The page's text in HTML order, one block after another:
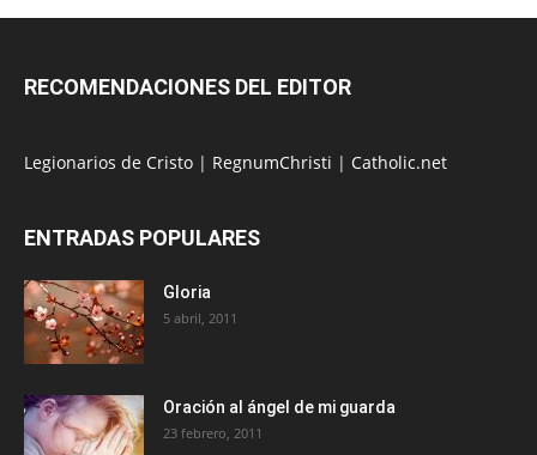
RECOMENDACIONES DEL EDITOR
Legionarios de Cristo | RegnumChristi | Catholic.net
ENTRADAS POPULARES
Gloria
5 abril, 2011
Oración al ángel de mi guarda
23 febrero, 2011